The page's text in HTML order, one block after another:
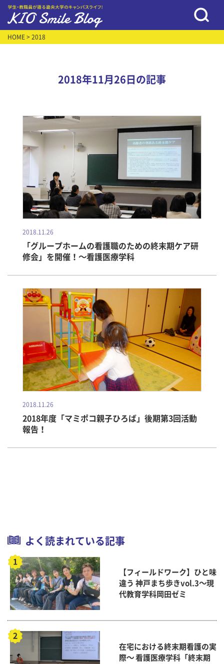
HOME > 2018
2018年11月26日の記事
2018.11.26
「グループホームの看護職のための終末期ケア研
修会」を開催！～看護医療学科
2018.11.26
2018年度「マミポコ親子ひろば」後期第3回活動
報告！
よく読まれている記事
【フィールドワーク】ひと味
違う 神戸まち歩きvol.3～現
代教育学科岡田ゼミ
在宅における終末期看護の実
際～ 看護医療学科「終末期